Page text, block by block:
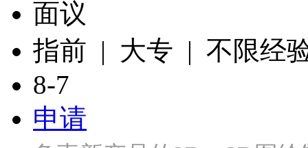
面议
指前 | 大专 | 不限经
8-7
申请